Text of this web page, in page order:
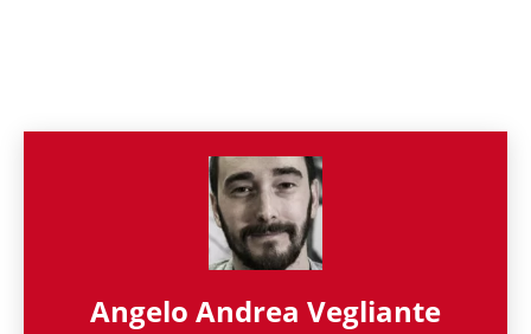
Angelo Andrea Vegliante